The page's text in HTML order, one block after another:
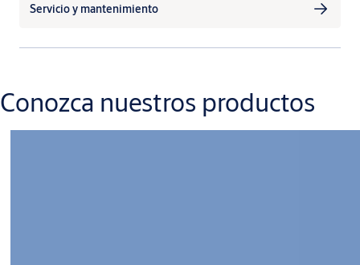
Servicio y mantenimiento
Conozca nuestros productos